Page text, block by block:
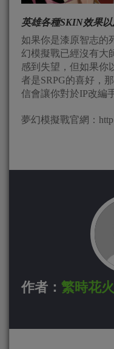
英雄各種SKIN效果
如果你是漆原智志的
幻模擬戰已經沒有大
感到失望，但如果你
者是SRPG的喜好，
信會讓你對於IP改編
夢幻模擬戰官網：
作者： 繁時花火